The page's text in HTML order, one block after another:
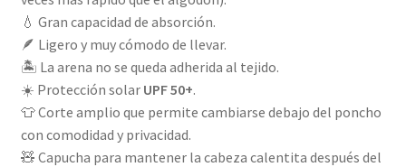
💧 Gran capacidad de absorción.
🪶 Ligero y muy cómodo de llevar.
🏝️ La arena no se queda adherida al tejido.
☀️ Protección solar UPF 50+.
👕 Corte amplio que permite cambiarse debajo del poncho
con comodidad y privacidad.
🧸 Capucha para mantener la cabeza calentita después del